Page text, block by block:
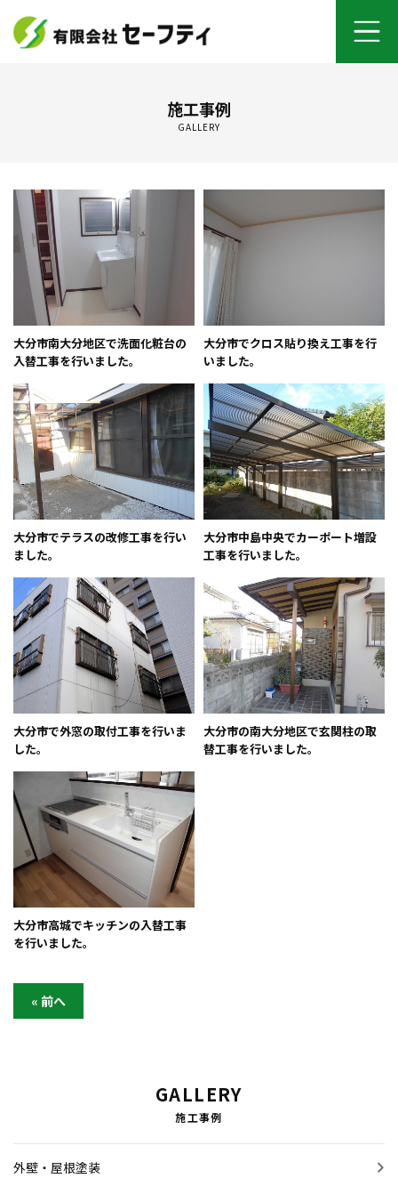
セーフティについて
オンライン打ち合わせ
ご契約までの流れ
お客さまの声
会社案内
プライバシーポリシー
お問い合わせ
施工事例
お知らせ
スタッフブログ
施工事例
GALLERY
大分市南大分地区で洗面化粧台の
入替工事を行いました。
大分市でクロス貼り換え工事を行
いました。
大分市でテラスの改修工事を行い
ました。
大分市中島中央でカーポート増設
工事を行いました。
大分市で外窓の取付工事を行いま
した。
大分市の南大分地区で玄関柱の取
替工事を行いました。
大分市高城でキッチンの入替工事
を行いました。
« 前へ
GALLERY
施工事例
外壁・屋根塗装